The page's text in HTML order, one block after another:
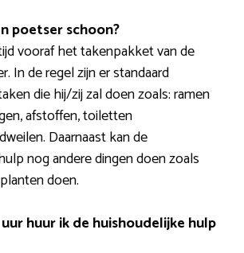
poetser schoon?
vooraf het takenpakket van de
In de regel zijn er standaard
die hij/zij zal doen zoals: ramen
afstoffen, toiletten
Daarnaast kan de
nog andere dingen doen zoals
doen.
huur ik de huishoudelijke hulp